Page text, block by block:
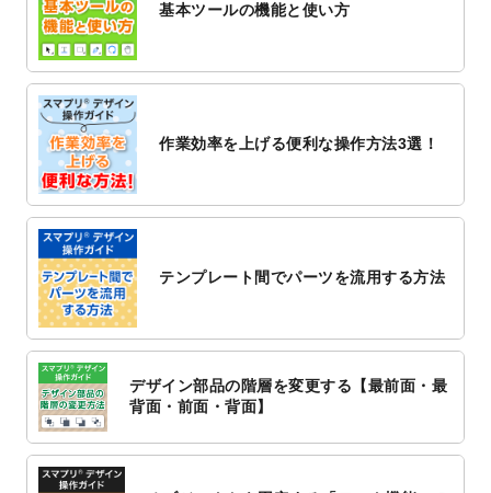
2022/11/25
【新商品】クリアファイルが作成できるよ
2022/11/4
しました。
2022/10/26
レートを追加しました。
2022/10/26
追加しました。
2022/10/20
2022/10/14
年賀ポスターのデザインテンプレートを公
2022/10/6
チラシ作成からポスティング配布注文まで
2022/10/1
2023年版1月始まりのカレンダーデザイン
2022/9/21
コンサートのチラシデザインテンプレート
基本ツールの機能と使い方
作業効率を上げる便利な操作方法3選！
テンプレート間でパーツを流用する方法
デザイン部品の階層を変更する【最前面・最
背面・前面・背面】